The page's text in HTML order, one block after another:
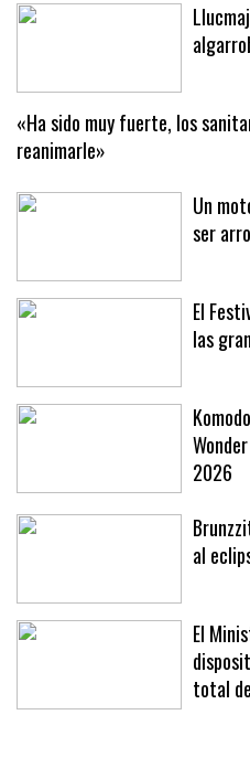
«Ha sido muy fuerte, los
reanimarle»
Un
ser
El
las
2026
al
El
total